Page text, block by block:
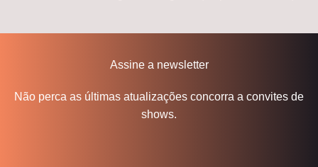
Assine a newsletter
Não perca as últimas atualizações concorra a convites de
shows.